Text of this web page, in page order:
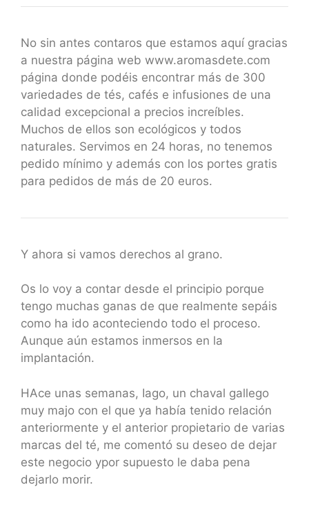
No sin antes contaros que estamos aquí gracias
a nuestra página web www.aromasdete.com
página donde podéis encontrar más de 300
variedades de tés, cafés e infusiones de una
calidad excepcional a precios increíbles.
Muchos de ellos son ecológicos y todos
naturales. Servimos en 24 horas, no tenemos
pedido mínimo y además con los portes gratis
para pedidos de más de 20 euros.
Y ahora si vamos derechos al grano.
Os lo voy a contar desde el principio porque
tengo muchas ganas de que realmente sepáis
como ha ido aconteciendo todo el proceso.
Aunque aún estamos inmersos en la
implantación.
HAce unas semanas, Iago, un chaval gallego
muy majo con el que ya había tenido relación
anteriormente y el anterior propietario de varias
marcas del té, me comentó su deseo de dejar
este negocio ypor supuesto le daba pena
dejarlo morir.